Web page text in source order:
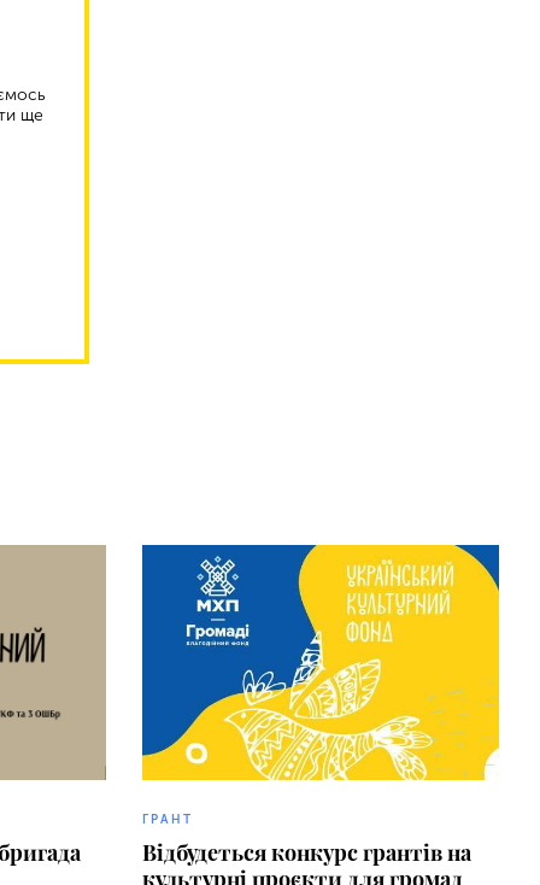
ще
ГРАНТ
Відбудеться конкурс грантів на
культурні проєкти для громад